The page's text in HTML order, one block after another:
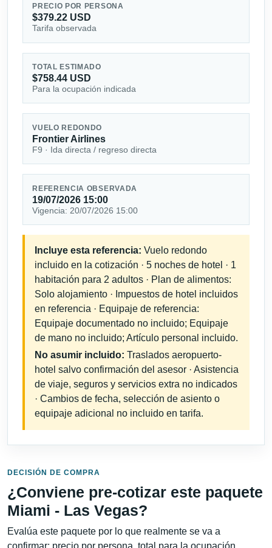
PRECIO POR PERSONA
$379.22 USD
Tarifa observada
TOTAL ESTIMADO
$758.44 USD
Para la ocupación indicada
VUELO REDONDO
Frontier Airlines
F9 · Ida directa / regreso directa
REFERENCIA OBSERVADA
19/07/2026 15:00
Vigencia: 20/07/2026 15:00
Incluye esta referencia: Vuelo redondo
incluido en la cotización · 5 noches de hotel · 1
habitación para 2 adultos · Plan de alimentos:
Solo alojamiento · Impuestos de hotel incluidos
en referencia · Equipaje de referencia:
Equipaje documentado no incluido; Equipaje
de mano no incluido; Artículo personal incluido.
No asumir incluido: Traslados aeropuerto-
hotel salvo confirmación del asesor · Asistencia
de viaje, seguros y servicios extra no indicados
· Cambios de fecha, selección de asiento o
equipaje adicional no incluido en tarifa.
DECISIÓN DE COMPRA
¿Conviene pre-cotizar este paquete
Miami - Las Vegas?
Evalúa este paquete por lo que realmente se va a
confirmar: precio por persona, total para la ocupación